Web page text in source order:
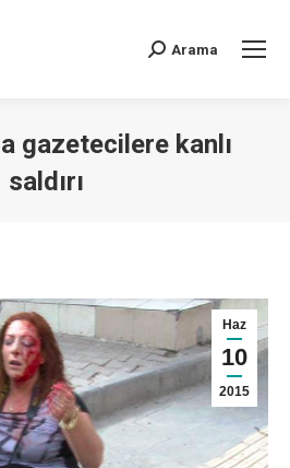
Arama
gazetecilere kanlı
saldırı
Haz
10
2015